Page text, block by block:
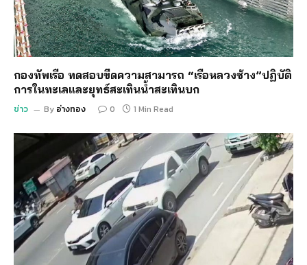
กองทัพเรือ ทดสอบขีดความสามารถ “เรือหลวงช้าง”ปฏิบัติ
การในทะเลและยุทธ์สะเทินน้ำสะเทินบก
ข่าว By อ่างทอง 0 1 Min Read